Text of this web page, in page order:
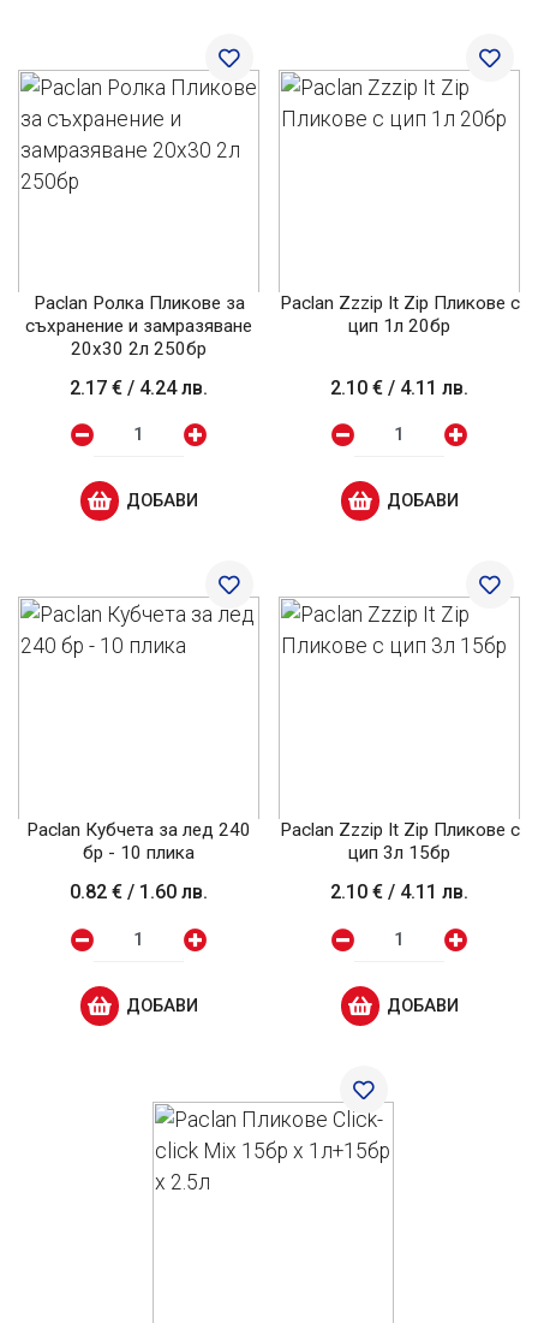
Paclan Ролка Пликове за
съхранение и замразяване
20x30 2л 250бр
2.17 € / 4.24 лв.
ДОБАВИ
Paclan Zzzip It Zip Пликове с
цип 1л 20бр
2.10 € / 4.11 лв.
ДОБАВИ
Paclan Кубчета за лед 240
бр - 10 плика
0.82 € / 1.60 лв.
ДОБАВИ
Paclan Zzzip It Zip Пликове с
цип 3л 15бр
2.10 € / 4.11 лв.
ДОБАВИ